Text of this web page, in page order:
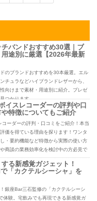
バンドおすすめ30選｜ブ
途別に厳選【2026年最新
のブランドおすすめを30本厳選。エル
チュラなどハイブランドレザーから、
向けまで素材・用途別に紹介。プレゼ
つかります。
イスレコーダーの評判や口
特徴についてもご紹介
ーダーの評判・口コミをご紹介！本当
価を得ている理由を探ります！ワンタ
・要約機能など特徴から実際の使い方
商談の業務効率化を検討中の方必見で
る新感覚ガジェット！
「カクテルシーシャ」を
銀座Bar三石監修の「カクテルシーシ
体験。宅飲みでも再現できる新感覚ガ